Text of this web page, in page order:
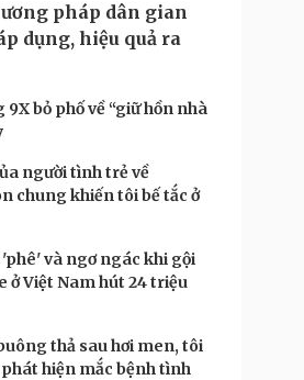
Podcast
Câu chuyện thời sự
Cửa sổ tình yêu
Kể chuyện cho bé
pháp dân gian
dụng, hiệu quả ra
9X bỏ phố về “giữ hồn nhà
người tình trẻ về
chung khiến tôi bế tắc ở
và ngơ ngác khi gội
ở Việt Nam hút 24 triệu
thả sau hơi men, tôi
hiện mắc bệnh tình